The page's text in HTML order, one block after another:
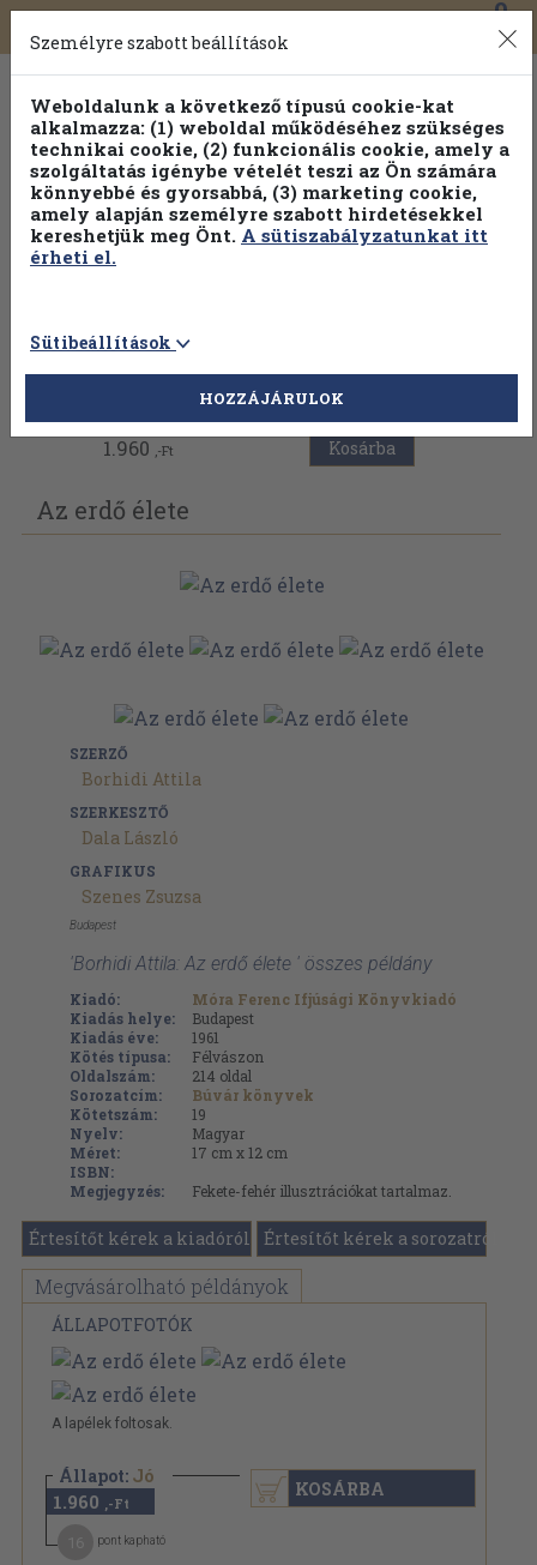
Toggle
navigation
0
Vissza az előző oldalra
1.960 ,-Ft Kosárba
Az erdő élete
SZERZŐ
Borhidi Attila
SZERKESZTŐ
Dala László
GRAFIKUS
Szenes Zsuzsa
Budapest
'Borhidi Attila: Az erdő élete ' összes példány
Kiadó:
Móra Ferenc Ifjúsági Könyvkiadó
Kiadás helye:
Budapest
Kiadás éve:
1961
Kötés típusa:
Félvászon
Oldalszám:
214 oldal
Sorozatcím:
Búvár könyvek
Kötetszám:
19
Nyelv:
Magyar
Méret:
17 cm x 12 cm
ISBN:
Megjegyzés:
Fekete-fehér illusztrációkat tartalmaz.
Értesítőt kérek a kiadóról Értesítőt kérek a sorozatról
Megvásárolható példányok
ÁLLAPOTFOTÓK
A lapélek foltosak.
Állapot: Jó
1.960 ,-Ft
pont kapható
KOSÁRBA
Személyre szabott beállítások
Weboldalunk a következő típusú cookie-kat
alkalmazza: (1) weboldal működéséhez szükséges
technikai cookie, (2) funkcionális cookie, amely a
szolgáltatás igénybe vételét teszi az Ön számára
könnyebbé és gyorsabbá, (3) marketing cookie,
amely alapján személyre szabott hirdetésekkel
kereshetjük meg Önt. A sütiszabályzatunkat itt
érheti el.
Sütibeállítások
HOZZÁJÁRULOK